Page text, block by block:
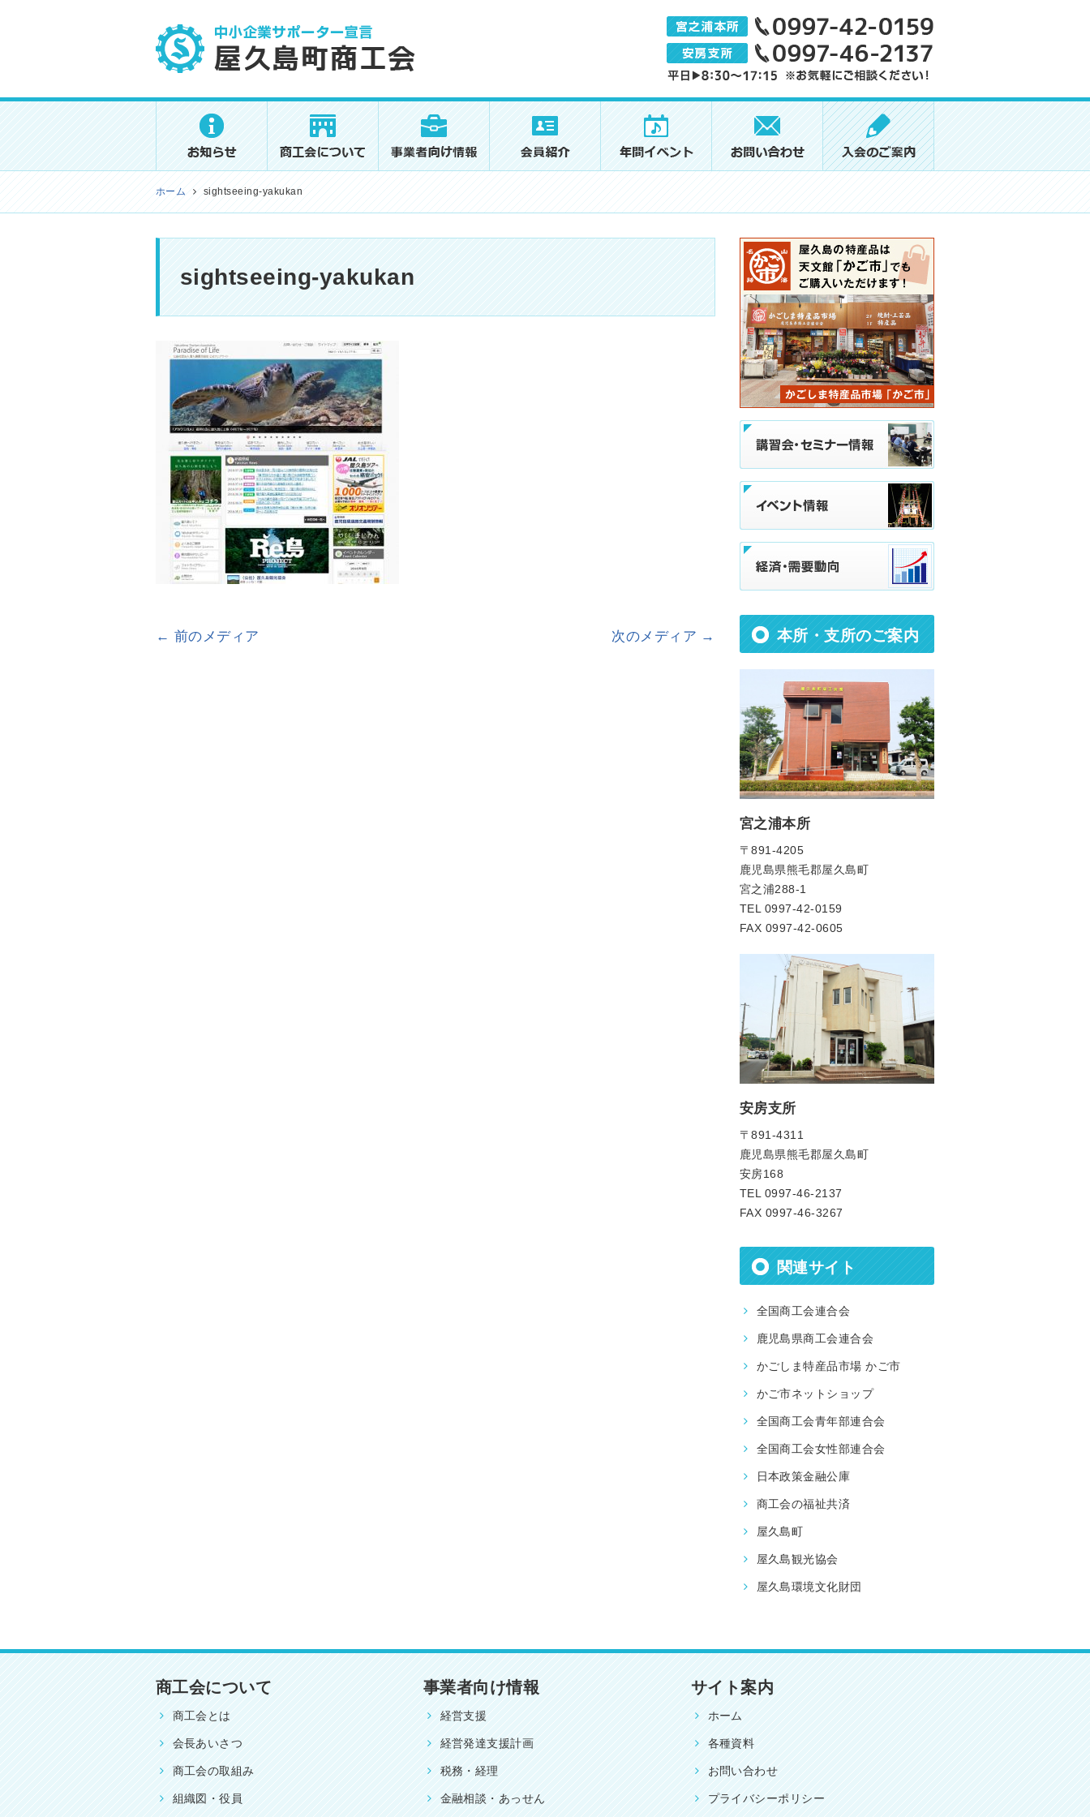
ホーム sightseeing-yakukan
sightseeing-yakukan
← 前のメディア 次のメディア → 本所・支所のご案内
宮之浦本所
〒891-4205
鹿児島県熊毛郡屋久島町
宮之浦288-1
TEL 0997-42-0159
FAX 0997-42-0605
安房支所
〒891-4311
鹿児島県熊毛郡屋久島町
安房168
TEL 0997-46-2137
FAX 0997-46-3267
関連サイト
全国商工会連合会
鹿児島県商工会連合会
かごしま特産品市場 かご市
かご市ネットショップ
全国商工会青年部連合会
全国商工会女性部連合会
日本政策金融公庫
商工会の福祉共済
屋久島町
屋久島観光協会
屋久島環境文化財団
商工会について
商工会とは
会長あいさつ
商工会の取組み
組織図・役員
事業者向け情報
経営支援
経営発達支援計画
税務・経理
金融相談・あっせん
サイト案内
ホーム
各種資料
お問い合わせ
プライバシーポリシー